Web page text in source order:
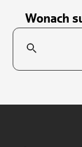
Wonach
Suchfeld